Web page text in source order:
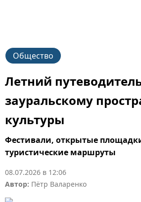
Общество
Летний
зауральскому
культуры
Фестивали, открытые
туристические маршруты
08.07.2026 в 12:06
Автор: Пётр Валаренко